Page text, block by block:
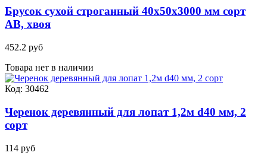
Брусок сухой строганный 40х50х3000 мм сорт
AB, хвоя
452.2 руб
Товара нет в наличии
Код: 30462
Черенок деревянный для лопат 1,2м d40 мм, 2
сорт
114 руб